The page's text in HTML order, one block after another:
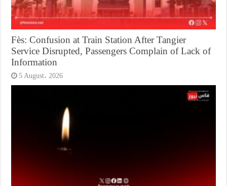
Fès: Confusion at Train Station After Tangier
Service Disrupted, Passengers Complain of Lack of
Information
5 August، 2026